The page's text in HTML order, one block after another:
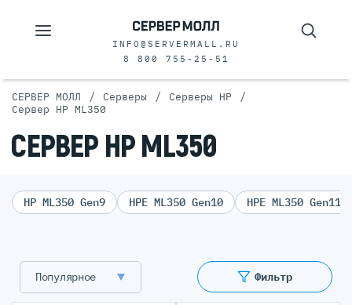
INFO@SERVERMALL.RU
8 800 755-25-51
СЕРВЕР МОЛЛ / Серверы / Серверы HP /
Сервер HP ML350
СЕРВЕР HP ML350
HP ML350 Gen9 HPE ML350 Gen10 HPE ML350 Gen11
Фильтр
Популярное